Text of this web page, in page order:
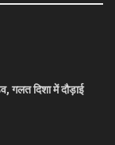
गलत दिशा में दौड़ाई